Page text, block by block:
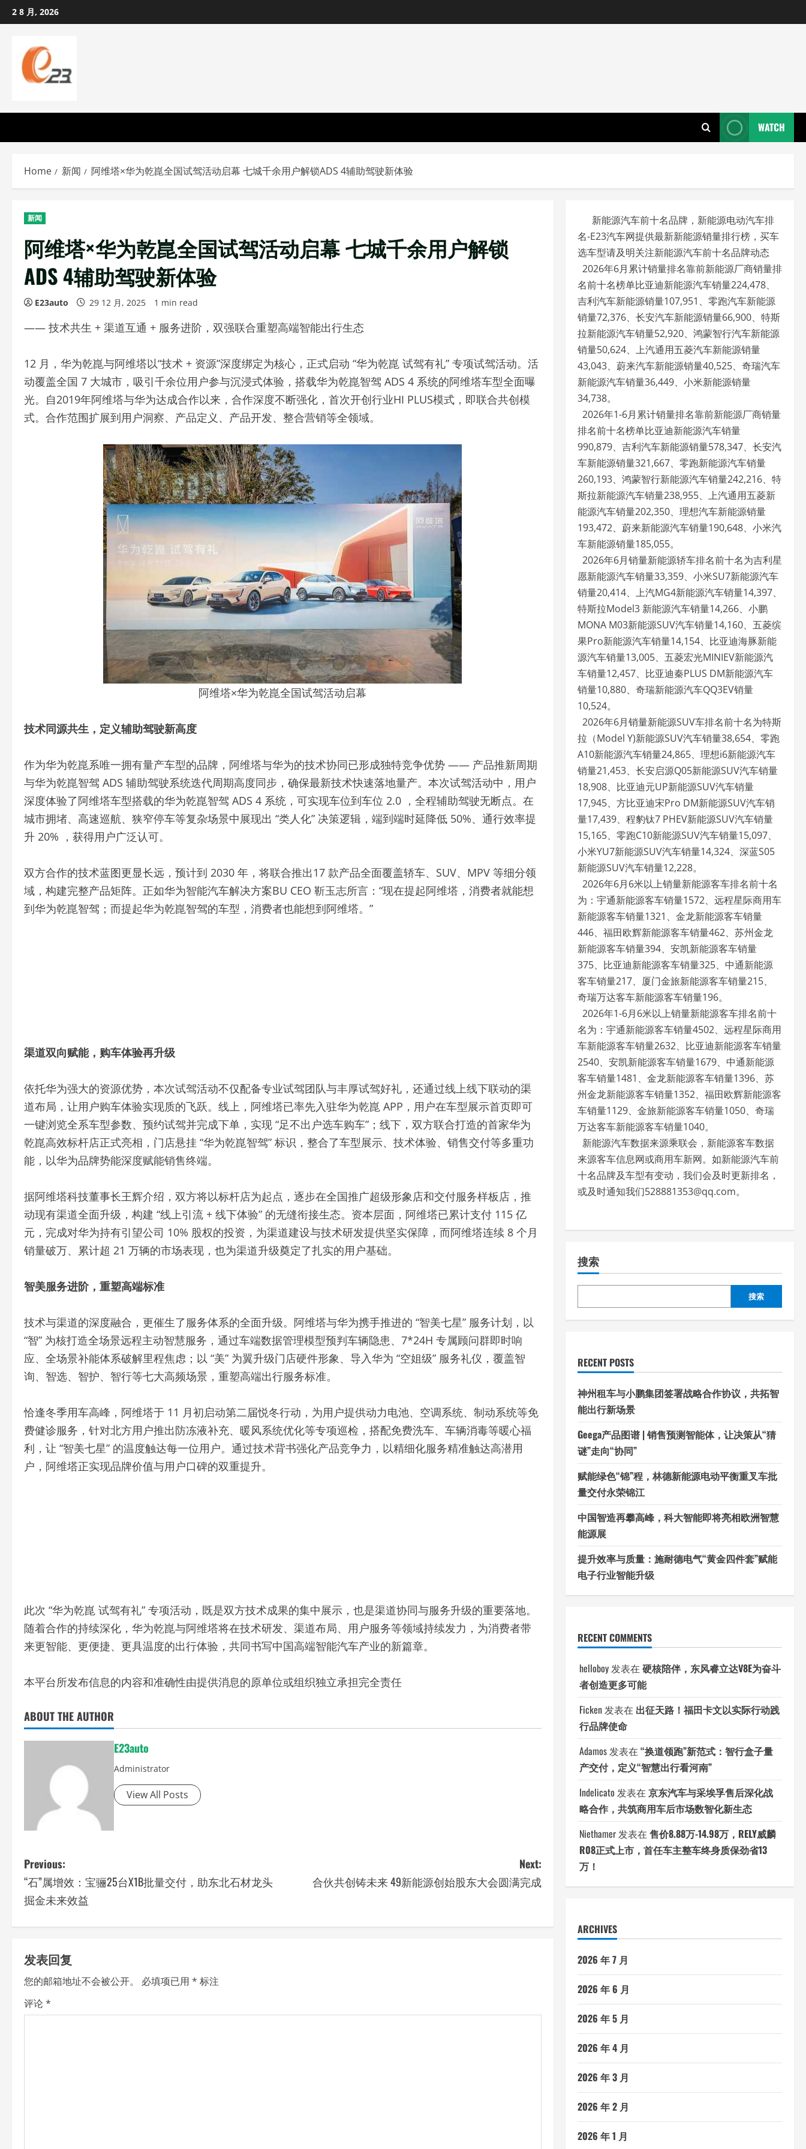
Skip
to
2 8 月, 2026
WATCH
Home 新闻 阿维塔×华为乾崑全国试驾活动启幕 七城千余用户解锁ADS 4辅助驾驶新体验
新闻
阿维塔×华为乾崑全国试驾活动启幕 七城千余用户解锁
ADS 4辅助驾驶新体验
E23auto 29 12 月, 2025 1 min read
—— 技术共生 + 渠道互通 + 服务进阶，双强联合重塑高端智能出行生态
12 月，华为乾崑与阿维塔以“技术 + 资源”深度绑定为核心，正式启动 “华为乾崑 试驾有礼” 专项试驾活动。活
动覆盖全国 7 大城市，吸引千余位用户参与沉浸式体验，搭载华为乾崑智驾 ADS 4 系统的阿维塔车型全面曝
光。自2019年阿维塔与华为达成合作以来，合作深度不断强化，首次开创行业HI PLUS模式，即联合共创模
式。合作范围扩展到用户洞察、产品定义、产品开发、整合营销等全领域。
阿维塔×华为乾崑全国试驾活动启幕
技术同源共生，定义辅助驾驶新高度
作为华为乾崑系唯一拥有量产车型的品牌，阿维塔与华为的技术协同已形成独特竞争优势 —— 产品推新周期
与华为乾崑智驾 ADS 辅助驾驶系统迭代周期高度同步，确保最新技术快速落地量产。本次试驾活动中，用户
深度体验了阿维塔车型搭载的华为乾崑智驾 ADS 4 系统，可实现车位到车位 2.0 ，全程辅助驾驶无断点。在
城市拥堵、高速巡航、狭窄停车等复杂场景中展现出 “类人化” 决策逻辑，端到端时延降低 50%、通行效率提
升 20% ，获得用户广泛认可。
双方合作的技术蓝图更显长远，预计到 2030 年，将联合推出17 款产品全面覆盖轿车、SUV、MPV 等细分领
域，构建完整产品矩阵。正如华为智能汽车解决方案BU CEO 靳玉志所言：“现在提起阿维塔，消费者就能想
到华为乾崑智驾；而提起华为乾崑智驾的车型，消费者也能想到阿维塔。”
一键浏览全系车型参数、预约试驾并完成下单，实现 “足不出户选车购车”；线下，双方联合打造的首家华为
能，以华为品牌势能深度赋能销售终端。
据阿维塔科技董事长王辉介绍，双方将以标杆店为起点，逐步在全国推广超级形象店和交付服务样板店，推
动现有渠道全面升级，构建 “线上引流 + 线下体验” 的无缝衔接生态。资本层面，阿维塔已累计支付 115 亿
元，完成对华为持有引望公司 10% 股权的投资，为渠道建设与技术研发提供坚实保障，而阿维塔连续 8 个月
智美服务进阶，重塑高端标准
技术与渠道的深度融合，更催生了服务体系的全面升级。阿维塔与华为携手推进的 “智美七星” 服务计划，以
应、全场景补能体系破解里程焦虑；以 “美” 为翼升级门店硬件形象、导入华为 “空姐级” 服务礼仪，覆盖智
恰逢冬季用车高峰，阿维塔于 11 月初启动第二届悦冬行动，为用户提供动力电池、空调系统、制动系统等免
费健诊服务，针对北方用户推出防冻液补充、暖风系统优化等专项巡检，搭配免费洗车、车辆消毒等暖心福
利，让 “智美七星” 的温度触达每一位用户。通过技术背书强化产品竞争力，以精细化服务精准触达高潜用
此次 “华为乾崑 试驾有礼” 专项活动，既是双方技术成果的集中展示，也是渠道协同与服务升级的重要落地。
随着合作的持续深化，华为乾崑与阿维塔将在技术研发、渠道布局、用户服务等领域持续发力，为消费者带
来更智能、更便捷、更具温度的出行体验，共同书写中国高端智能汽车产业的新篇章。
本平台所发布信息的内容和准确性由提供消息的原单位或组织独立承担完全责任
ABOUT THE AUTHOR
E23auto
View All Posts
新能源汽车前十名品牌，新能源电动汽车排
名-E23汽车网提供最新新能源销量排行榜，买车
选车型请及明关注新能源汽车前十名品牌动态
2026年6月累计销量排名靠前新能源厂商销量排
名前十名榜单比亚迪新能源汽车销量224,478、
吉利汽车新能源销量107,951、零跑汽车新能源
销量72,376、长安汽车新能源销量66,900、特斯
拉新能源汽车销量52,920、鸿蒙智行汽车新能源
销量50,624、上汽通用五菱汽车新能源销量
43,043、蔚来汽车新能源销量40,525、奇瑞汽车
新能源汽车销量36,449、小米新能源销量
34,738。
2026年1-6月累计销量排名靠前新能源厂商销量
排名前十名榜单比亚迪新能源汽车销量
990,879、吉利汽车新能源销量578,347、长安汽
车新能源销量321,667、零跑新能源汽车销量
260,193、鸿蒙智行新能源汽车销量242,216、特
斯拉新能源汽车销量238,955、上汽通用五菱新
能源汽车销量202,350、理想汽车新能源销量
193,472、蔚来新能源汽车销量190,648、小米汽
车新能源销量185,055。
2026年6月销量新能源轿车排名前十名为吉利星
愿新能源汽车销量33,359、小米SU7新能源汽车
销量20,414、上汽MG4新能源汽车销量14,397、
特斯拉Model3 新能源汽车销量14,266、小鹏
MONA M03新能源SUV汽车销量14,160、五菱缤
果Pro新能源汽车销量14,154、比亚迪海豚新能
源汽车销量13,005、五菱宏光MINIEV新能源汽
车销量12,457、比亚迪秦PLUS DM新能源汽车
销量10,880、奇瑞新能源汽车QQ3EV销量
10,524。
2026年6月销量新能源SUV车排名前十名为特斯
拉（Model Y)新能源SUV汽车销量38,654、零跑
A10新能源汽车销量24,865、理想i6新能源汽车
销量21,453、长安启源Q05新能源SUV汽车销量
18,908、比亚迪元UP新能源SUV汽车销量
17,945、方比亚迪宋Pro DM新能源SUV汽车销
量17,439、程豹钛7 PHEV新能源SUV汽车销量
15,165、零跑C10新能源SUV汽车销量15,097、
小米YU7新能源SUV汽车销量14,324、深蓝S05
新能源SUV汽车销量12,228。
2026年6月6米以上销量新能源客车排名前十名
为：宇通新能源客车销量1572、远程星际商用车
新能源客车销量1321、金龙新能源客车销量
446、福田欧辉新能源客车销量462、苏州金龙
新能源客车销量394、安凯新能源客车销量
375、比亚迪新能源客车销量325、中通新能源
客车销量217、厦门金旅新能源客车销量215、
奇瑞万达客车新能源客车销量196。
2026年1-6月6米以上销量新能源客车排名前十
名为：宇通新能源客车销量4502、远程星际商用
车新能源客车销量2632、比亚迪新能源客车销量
2540、安凯新能源客车销量1679、中通新能源
客车销量1481、金龙新能源客车销量1396、苏
州金龙新能源客车销量1352、福田欧辉新能源客
车销量1129、金旅新能源客车销量1050、奇瑞
万达客车新能源客车销量1040。
新能源汽车数据来源乘联会，新能源客车数据
来源客车信息网或商用车新网。如新能源汽车前
十名品牌及车型有变动，我们会及时更新排名，
或及时通知我们528881353@qq.com。
搜索
搜索
RECENT POSTS
神州租车与小鹏集团签署战略合作协议，共拓智
能出行新场景
Geega产品图谱 | 销售预测智能体，让决策从“猜
谜”走向“协同”
赋能绿色“锦”程，林德新能源电动平衡重叉车批
量交付永荣锦江
中国智造再攀高峰，科大智能即将亮相欧洲智慧
能源展
提升效率与质量：施耐德电气“黄金四件套”赋能
电子行业智能升级
RECENT COMMENTS
helloboy发表在 硬核陪伴，东风睿立达V8E为奋斗
者创造更多可能
Ficken发表在 出征天路！福田卡文以实际行动践
行品牌使命
Adamos发表在 “换道领跑”新范式：智行盒子量
产交付，定义“智慧出行看河南”
Indelicato 发表在 京东汽车与采埃孚售后深化战
略合作，共筑商用车后市场数智化新生态
Niethamer发表在 售价8.88万-14.98万，RELY威麟
R08正式上市，首任车主整车终身质保劲省13
万！
ARCHIVES
2026 年 7 月
2026 年 6 月
2026 年 5 月
2026 年 4 月
2026 年 3 月
2026 年 2 月
2026 年 1 月